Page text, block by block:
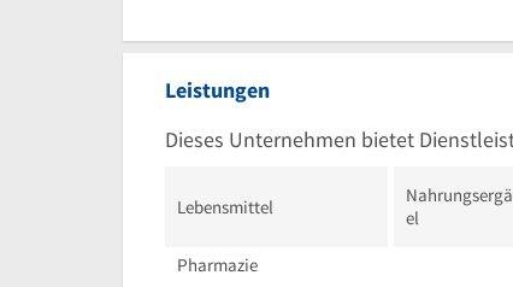
Leistungen
Dieses Unternehmen bietet
Lebensmittel
el
Pharmazie